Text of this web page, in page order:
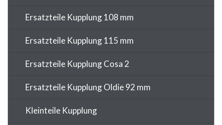
Ersatzteile Kupplung 108 mm
Ersatzteile Kupplung 115 mm
Ersatzteile Kupplung Cosa 2
Ersatzteile Kupplung Oldie 92 mm
Kleinteile Kupplung